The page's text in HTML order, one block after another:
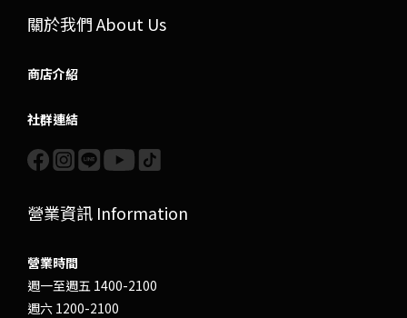
關於我們 About Us
商店介紹
社群連結
營業資訊 Information
營業時間
週一至週五 1400-2100
週六 1200-2100